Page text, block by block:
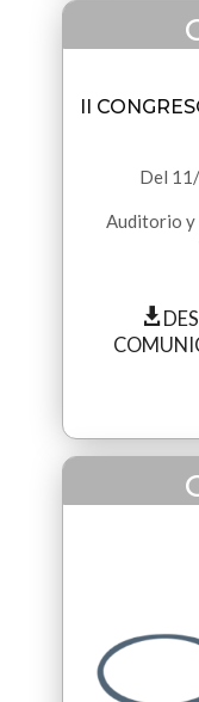
II
Del
Auditorio y